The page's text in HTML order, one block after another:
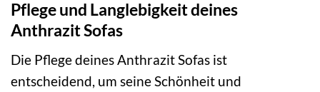
Pflege und Langlebigkeit deines
Anthrazit Sofas
Die Pflege deines Anthrazit Sofas ist
entscheidend, um seine Schönheit und